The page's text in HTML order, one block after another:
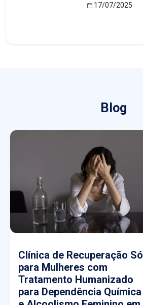
17/07/2025
Blog
Clínica de Recuperação Só
para Mulheres com
Tratamento Humanizado
para Dependência Química